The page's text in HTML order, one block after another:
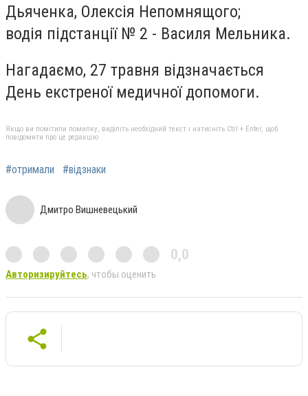
Дьяченка, Олексія Непомнящого;
водія підстанції № 2 - Василя Мельника.
Нагадаємо, 27 травня відзначається
День екстреної медичної допомоги.
Якщо ви помітили помилку, виділіть необхідний текст і натисніть Ctrl + Enter, щоб
повідомити про це редакцію
#отримали #відзнаки
Дмитро Вишневецький
0,0
Авторизируйтесь, чтобы оценить